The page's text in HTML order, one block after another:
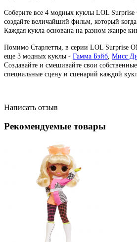
Соберите все 4 модных куклы LOL
создайте величайший фильм, который
Каждая кукла основана на разном жанре
Помимо Старлетты, в серии LOL Surprise
еще 3 модных куклы - Гамма Бэйб Мисс
Создавайте и смешивайте свои
специальные сцену и сценарий каждой
Написать отзыв
Рекомендуемые товары